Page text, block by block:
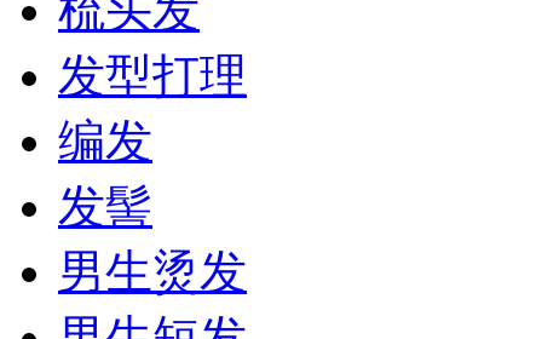
梳头发
发型打理
编发
发髻
男生烫发